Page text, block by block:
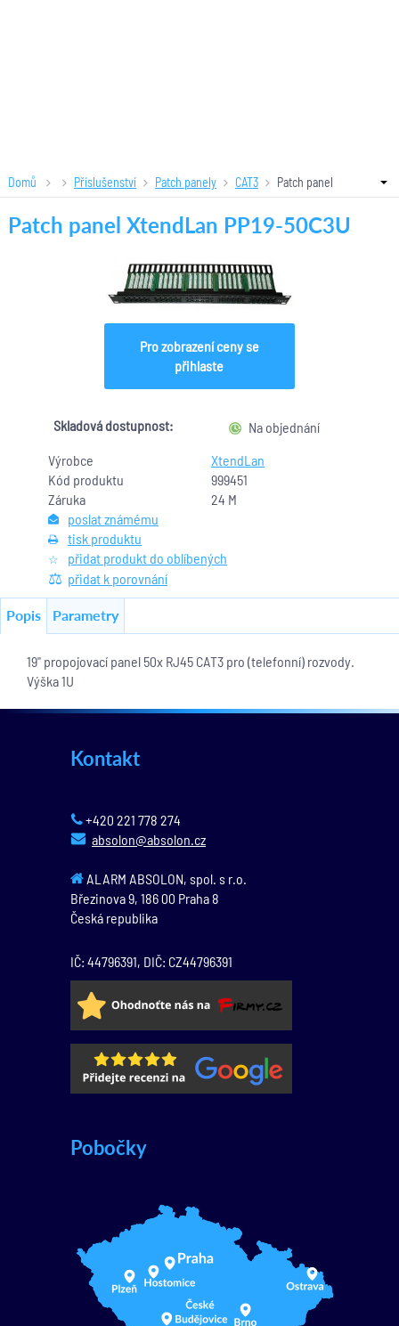
Domů Příslušenství Patch panely CAT3 Patch panel
XtendLan PP19-50C3U
Patch panel XtendLan PP19-50C3U
Výrobce
XtendLan
Kód produktu
999451
Záruka
24 M
poslat známému
tisk produktu
přidat produkt do oblíbených
přidat k porovnání
Pro zobrazení ceny se
přihlaste
Skladová dostupnost: Na objednání
Popis Parametry
19" propojovací panel 50x RJ45 CAT3 pro (telefonní) rozvody.
Výška 1U
Kontakt
+420 221 778 274
absolon@absolon.cz
ALARM ABSOLON, spol. s r.o.
Březinova 9, 186 00 Praha 8
Česká republika
IČ: 44796391, DIČ: CZ44796391
Pobočky